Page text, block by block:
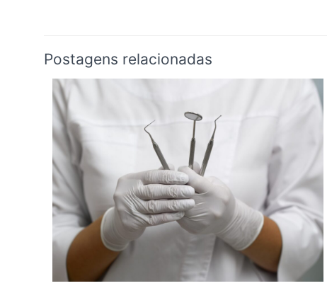
Postagens relacionadas